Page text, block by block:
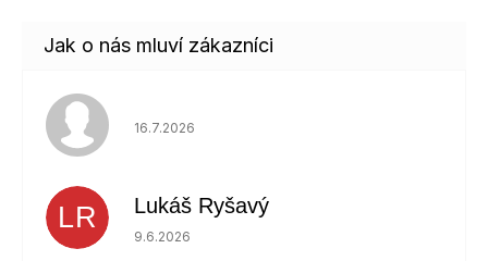
Hodnocení obchodu je 5 z 5 hvězdiček.
16.7.2026
LR Lukáš Ryšavý
Hodnocení obchodu je 5 z 5 hvězdiček.
9.6.2026